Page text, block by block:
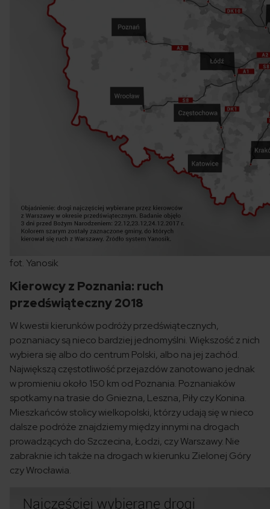
fot. Yanosik
Kierowcy z Poznania: ruch
przedświąteczny 2018
W kwestii kierunków podróży przedświątecznych,
poznaniacy są nieco bardziej jednomyślni. Większość z nich
wybiera się albo do centrum Polski, albo na jej zachód.
Największą częstotliwość przejazdów zanotowano jednak
w promieniu około 150 km od Poznania. Poznaniaków
spotkamy na trasie do Gniezna, Leszna, Piły czy Konina.
Mieszkańców stolicy wielkopolski, którzy udają się w nieco
dalsze podróże znajdziemy między innymi na drogach
prowadzących do Szczecina, Łodzi, czy Warszawy. Nie
zabraknie ich także na drogach w kierunku Zielonej Góry
czy Wrocławia.